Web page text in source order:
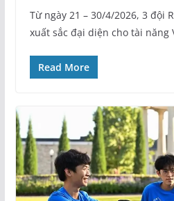
Từ ngày 21 – 30/4/2026, 3 đội
xuất sắc đại diện cho tài năng
Read More